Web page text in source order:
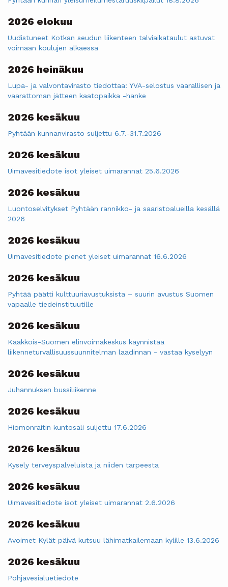
2026 elokuu
Uudistuneet Kotkan seudun liikenteen talviaikataulut astuvat
voimaan koulujen alkaessa
2026 heinäkuu
Lupa- ja valvontavirasto tiedottaa: YVA-selostus vaarallisen ja
vaarattoman jätteen kaatopaikka -hanke
2026 kesäkuu
Pyhtään kunnanvirasto suljettu 6.7.-31.7.2026
2026 kesäkuu
Uimavesitiedote isot yleiset uimarannat 25.6.2026
2026 kesäkuu
Luontoselvitykset Pyhtään rannikko- ja saaristoalueilla kesällä
2026
2026 kesäkuu
Uimavesitiedote pienet yleiset uimarannat 16.6.2026
2026 kesäkuu
Pyhtää päätti kulttuuriavustuksista – suurin avustus Suomen
vapaalle tiedeinstituutille
2026 kesäkuu
Kaakkois-Suomen elinvoimakeskus käynnistää
liikenneturvallisuussuunnitelman laadinnan - vastaa kyselyyn
2026 kesäkuu
Juhannuksen bussiliikenne
2026 kesäkuu
Hiomonraitin kuntosali suljettu 17.6.2026
2026 kesäkuu
Kysely terveyspalveluista ja niiden tarpeesta
2026 kesäkuu
Uimavesitiedote isot yleiset uimarannat 2.6.2026
2026 kesäkuu
Avoimet Kylät päivä kutsuu lähimatkailemaan kylille 13.6.2026
2026 kesäkuu
Pohjavesialuetiedote